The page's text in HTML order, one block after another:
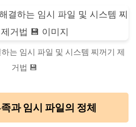
는 임시 파일 및 시스템 찌꺼기 제
거법 💾
과 임시 파일의 정체